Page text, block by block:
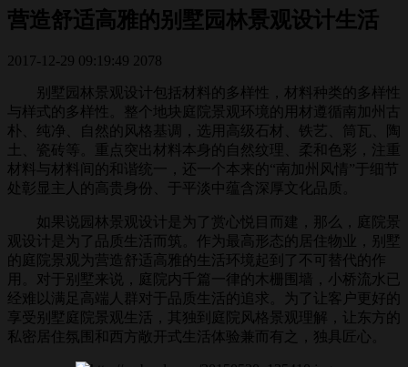
营造舒适高雅的别墅园林景观设计生活
2017-12-29 09:19:49 2078
别墅园林景观设计包括材料的多样性，材料种类的多样性
与样式的多样性。整个地块庭院景观环境的用材遵循南加州古
朴、纯净、自然的风格基调，选用高级石材、铁艺、筒瓦、陶
土、瓷砖等。重点突出材料本身的自然纹理、柔和色彩，注重
材料与材料间的和谐统一，还一个本来的“南加州风情”于细节
处彰显主人的高贵身份、于平淡中蕴含深厚文化品质。
如果说园林景观设计是为了赏心悦目而建，那么，庭院景
观设计是为了品质生活而筑。作为最高形态的居住物业，别墅
的庭院景观为营造舒适高雅的生活环境起到了不可替代的作
用。对于别墅来说，庭院内千篇一律的木栅围墙，小桥流水已
经难以满足高端人群对于品质生活的追求。为了让客户更好的
享受别墅庭院景观生活，其独到庭院风格景观理解，让东方的
私密居住氛围和西方敞开式生活体验兼而有之，独具匠心。